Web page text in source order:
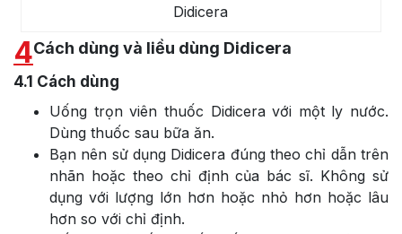
Didicera
4Cách dùng và liều dùng Didicera
4.1 Cách dùng
Uống trọn viên thuốc Didicera với một ly nước.
Dùng thuốc sau bữa ăn.
Bạn nên sử dụng Didicera đúng theo chỉ dẫn trên
nhãn hoặc theo chỉ định của bác sĩ. Không sử
dụng với lượng lớn hơn hoặc nhỏ hơn hoặc lâu
hơn so với chỉ định.